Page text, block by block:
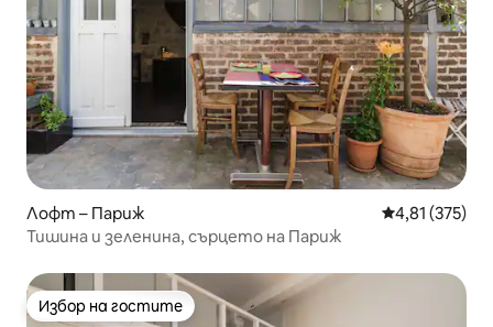
Лофт – Париж Средна
4,81 (375)
Тишина и зеленина, сърцето на Париж
Избор на гостите
Избор на гостите